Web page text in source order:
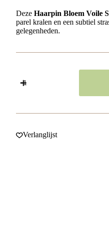
Deze Haarpin Bloem Voile
parel kralen en een subtiel
gelegenheden.
Haarpin
-
WitVerlanglijst